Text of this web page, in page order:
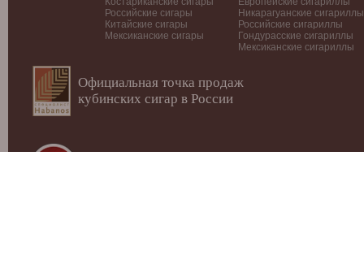
Российские сигары
Китайские сигары
Мексиканские сигары
Никарагуанские сигариллы
Российские сигариллы
Гондурасские сигариллы
Мексиканские сигариллы
Официальная точка продаж
кубинских сигар в России